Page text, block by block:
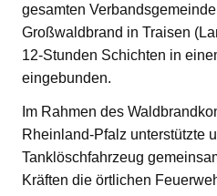
gesamten
Großwaldbrand in Traisen
12-Stunden Schichten in
eingebunden.
Im Rahmen des
Rheinland-Pfalz unterstützte
Tanklöschfahrzeug
Kräften die örtlichen